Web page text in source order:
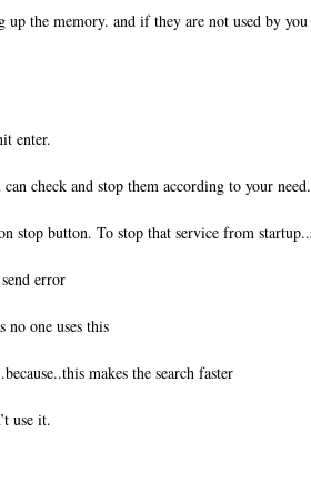
the memory. and if they are not used by
enter.
check and stop them according to your
stop button. To stop that service from
error
one uses this
makes the search faster
use it.